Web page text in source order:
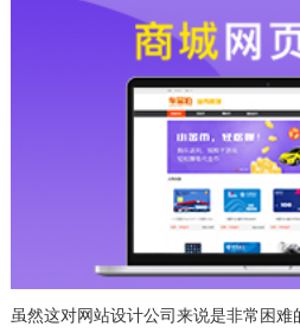
虽然这对网站设计公司来说是非常困